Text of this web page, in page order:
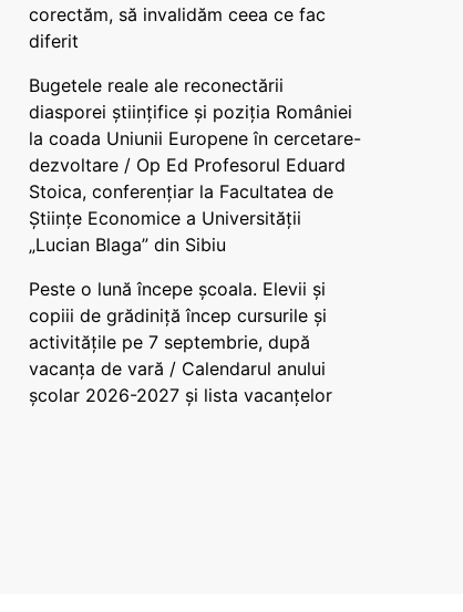
corectăm, să invalidăm ceea ce fac
diferit
Bugetele reale ale reconectării
diasporei științifice și poziția României
la coada Uniunii Europene în cercetare-
dezvoltare / Op Ed Profesorul Eduard
Stoica, conferențiar la Facultatea de
Științe Economice a Universității
„Lucian Blaga” din Sibiu
Peste o lună începe școala. Elevii și
copiii de grădiniță încep cursurile și
activitățile pe 7 septembrie, după
vacanța de vară / Calendarul anului
școlar 2026-2027 și lista vacanțelor